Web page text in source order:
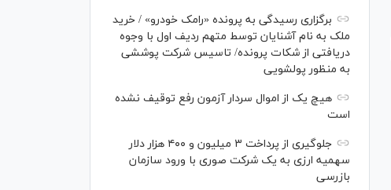
برگزاری رسیدگی به پرونده «رامک خودرو» / خرید
ملک به نام آشنایان توسط متهم ردیف اول با وجوه
دریافتی از شکات پرونده/ تاسیس شرکت پوششی
به منظور پولشویی
هیچ یک از اموال سردار آزمون رفع توقیف نشده
است
جلوگیری از پرداخت ۳ میلیون و ۴۰۰ هزار دلار
سهمیه ارزی به یک شرکت صوری با ورود سازمان
بازرسی